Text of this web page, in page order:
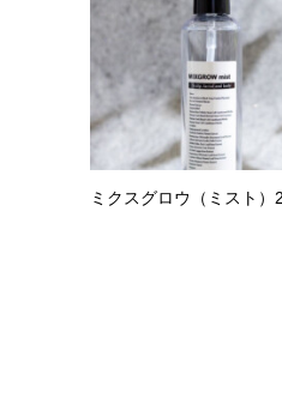
ミクスグロウ（ミスト）